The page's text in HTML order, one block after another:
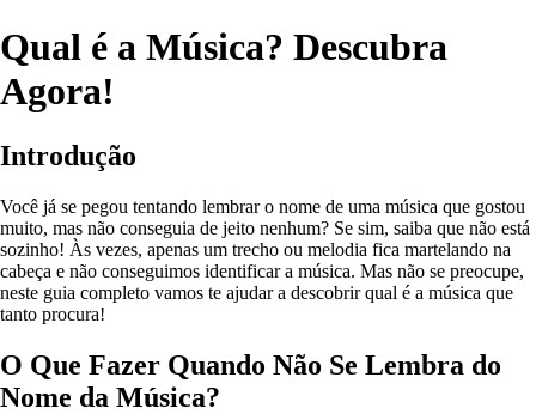
Qual é a Música? Descubra
Agora!
Introdução
Você já se pegou tentando lembrar o nome de uma música que gostou
muito, mas não conseguia de jeito nenhum? Se sim, saiba que não está
sozinho! Às vezes, apenas um trecho ou melodia fica martelando na
cabeça e não conseguimos identificar a música. Mas não se preocupe,
neste guia completo vamos te ajudar a descobrir qual é a música que
tanto procura!
O Que Fazer Quando Não Se Lembra do
Nome da Música?